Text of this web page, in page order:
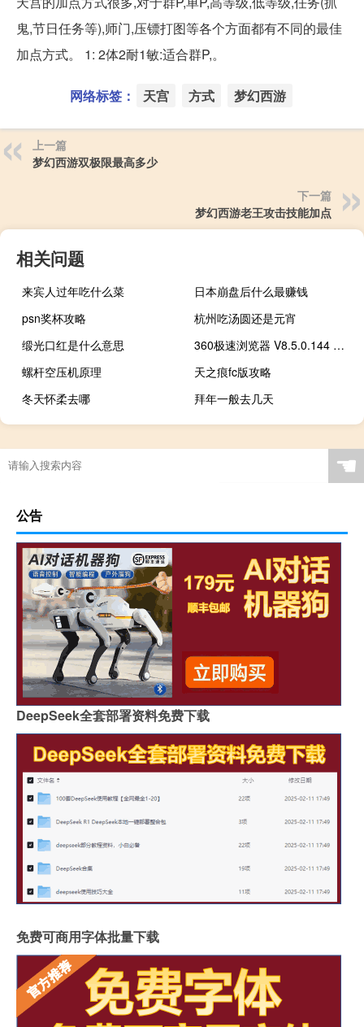
鬼,节日任务等),师门,压镖打图等各个方面都有不同的最佳
加点方式。 1: 2体2耐1敏:适合群P,。
网络标签： 天宫 方式 梦幻西游
上一篇
梦幻西游双极限最高多少
下一篇
梦幻西游老王攻击技能加点
相关问题
来宾人过年吃什么菜
日本崩盘后什么最赚钱
psn奖杯攻略
杭州吃汤圆还是元宵
缎光口红是什么意思
360极速浏览器 V8.5.0.144 官方版（360极速浏览器 V8.5.0.144 官方版功能简介）
螺杆空压机原理
天之痕fc版攻略
冬天怀柔去哪
拜年一般去几天
☚
公告
DeepSeek全套部署资料免费下载
免费可商用字体批量下载